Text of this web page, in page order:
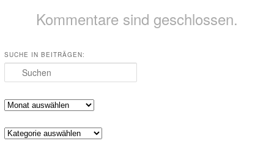
Kommentare sind geschlossen.
SUCHE IN BEITRÄGEN:
Suchen